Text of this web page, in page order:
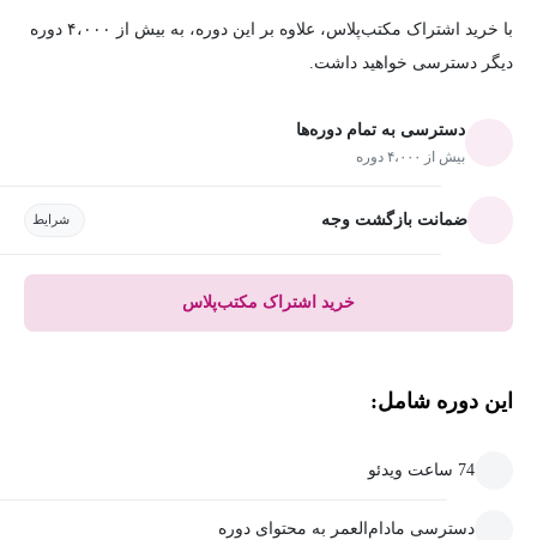
با خرید اشتراک مکتب‌پلاس، علاوه بر این دوره، به بیش از ۴،۰۰۰ دوره
دیگر دسترسی خواهید داشت.
دسترسی به تمام دوره‌ها
بیش از ۴،۰۰۰ دوره
ضمانت بازگشت وجه شرایط
خرید اشتراک مکتب‌پلاس
این دوره شامل:
74 ساعت ویدئو
دسترسی مادام‌العمر به محتوای دوره